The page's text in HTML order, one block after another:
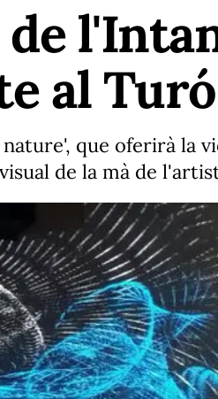
al
que oferirà la
de la mà de